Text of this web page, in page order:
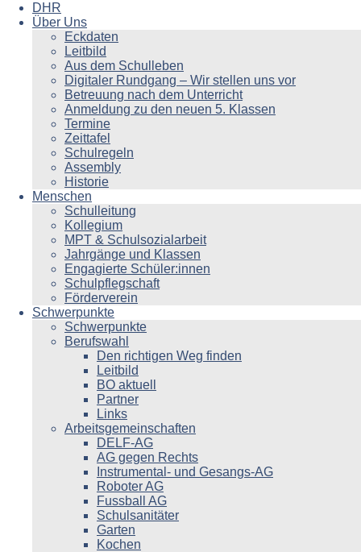
DHR
Über Uns
Eckdaten
Leitbild
Aus dem Schulleben
Digitaler Rundgang – Wir stellen uns vor
Betreuung nach dem Unterricht
Anmeldung zu den neuen 5. Klassen
Termine
Zeittafel
Schulregeln
Assembly
Historie
Menschen
Schulleitung
Kollegium
MPT & Schulsozialarbeit
Jahrgänge und Klassen
Engagierte Schüler:innen
Schulpflegschaft
Förderverein
Schwerpunkte
Schwerpunkte
Berufswahl
Den richtigen Weg finden
Leitbild
BO aktuell
Partner
Links
Arbeitsgemeinschaften
DELF-AG
AG gegen Rechts
Instrumental- und Gesangs-AG
Roboter AG
Fussball AG
Schulsanitäter
Garten
Kochen